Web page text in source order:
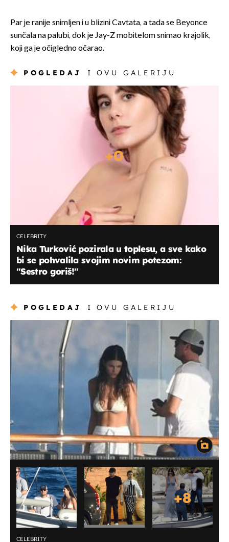
Par je ranije snimljen i u blizini Cavtata, a tada se Beyonce
sunčala na palubi, dok je Jay-Z mobitelom snimao krajolik,
koji ga je očigledno očarao.
POGLEDAJ I OVU GALERIJU
+0
CELEBRITY
Nika Turković pozirala u toplesu, a sve kako
bi se pohvalila svojim novim potezom:
"Sestro goriš!"
POGLEDAJ I OVU GALERIJU
+8
CELEBRITY